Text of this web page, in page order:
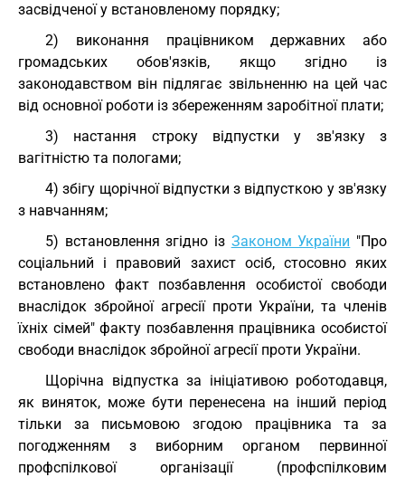
засвідченої у встановленому порядку;
2) виконання працівником державних або
громадських обов'язків, якщо згідно із
законодавством він підлягає звільненню на цей час
від основної роботи із збереженням заробітної плати;
3) настання строку відпустки у зв'язку з
вагітністю та пологами;
4) збігу щорічної відпустки з відпусткою у зв'язку
з навчанням;
5) встановлення згідно із Законом України "Про
соціальний і правовий захист осіб, стосовно яких
встановлено факт позбавлення особистої свободи
внаслідок збройної агресії проти України, та членів
їхніх сімей" факту позбавлення працівника особистої
свободи внаслідок збройної агресії проти України.
Щорічна відпустка за ініціативою роботодавця,
як виняток, може бути перенесена на інший період
тільки за письмовою згодою працівника та за
погодженням з виборним органом первинної
профспілкової організації (профспілковим